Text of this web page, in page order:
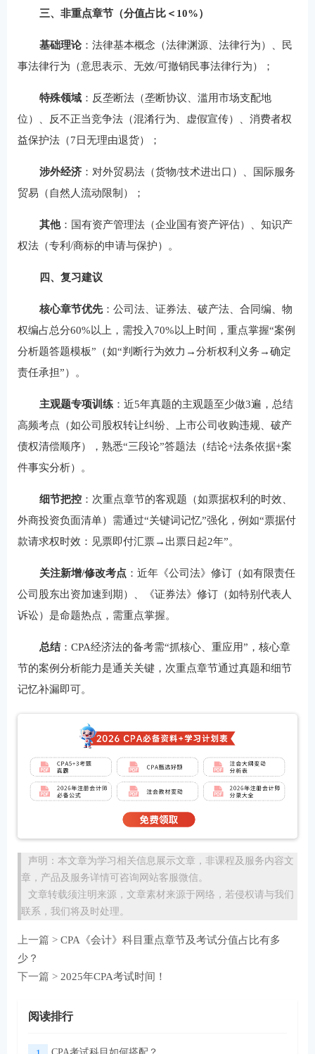
三、非重点章节（分值占比＜10%）
基础理论：法律基本概念（法律渊源、法律行为）、民
事法律行为（意思表示、无效/可撤销民事法律行为）；
特殊领域：反垄断法（垄断协议、滥用市场支配地
位）、反不正当竞争法（混淆行为、虚假宣传）、消费者权
益保护法（7日无理由退货）；
涉外经济：对外贸易法（货物/技术进出口）、国际服务
贸易（自然人流动限制）；
其他：国有资产管理法（企业国有资产评估）、知识产
权法（专利/商标的申请与保护）。
四、复习建议
核心章节优先：公司法、证券法、破产法、合同编、物
权编占总分60%以上，需投入70%以上时间，重点掌握“案例
分析题答题模板”（如“判断行为效力→分析权利义务→确定
责任承担”）。
主观题专项训练：近5年真题的主观题至少做3遍，总结
高频考点（如公司股权转让纠纷、上市公司收购违规、破产
债权清偿顺序），熟悉“三段论”答题法（结论+法条依据+案
件事实分析）。
细节把控：次重点章节的客观题（如票据权利的时效、
外商投资负面清单）需通过“关键词记忆”强化，例如“票据付
款请求权时效：见票即付汇票→出票日起2年”。
关注新增/修改考点：近年《公司法》修订（如有限责任
公司股东出资加速到期）、《证券法》修订（如特别代表人
诉讼）是命题热点，需重点掌握。
总结：CPA经济法的备考需“抓核心、重应用”，核心章
节的案例分析能力是通关关键，次重点章节通过真题和细节
记忆补漏即可。
声明：本文章为学习相关信息展示文章，非课程及服务内容文
章，产品及服务详情可咨询网站客服微信。
文章转载须注明来源，文章素材来源于网络，若侵权请与我们
联系，我们将及时处理。
上一篇 > CPA《会计》科目重点章节及考试分值占比有多
少？
下一篇 > 2025年CPA考试时间！
阅读排行